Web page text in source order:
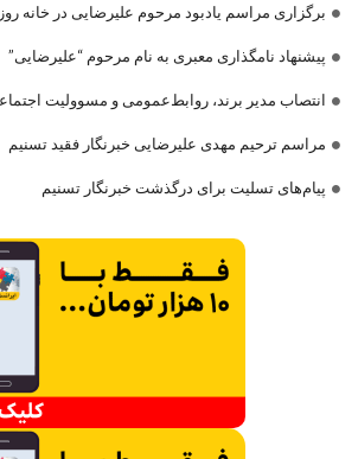
برگزاری مراسم یادبود مرحوم علیرضایی در خانه
پیشنهاد نامگذاری معبری به نام مرحوم “علیرضایی”
انتصاب مدیر برند، روابط‌عمومی و مسوولیت
مراسم ترحیم مهدی علیرضایی خبرنگار فقید تسنیم
پیام‌های تسلیت برای درگذشت خبرنگار تسنیم